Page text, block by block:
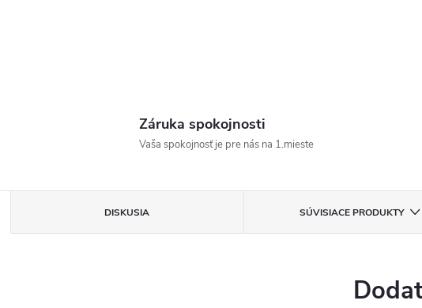
Záruka spokojnosti
Vaša spokojnosť je pre nás na 1.mieste
DISKUSIA SÚVISIACE PRODUKTY